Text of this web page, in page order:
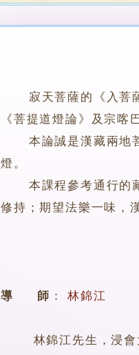
寂天菩薩的《入菩
《菩提道燈論》及宗喀
本論誠是漢藏兩地菩
燈。
本課程參考通行的藏
修持；期望法樂一味，
導 師 ： 林錦江
林錦江先生，浸會大